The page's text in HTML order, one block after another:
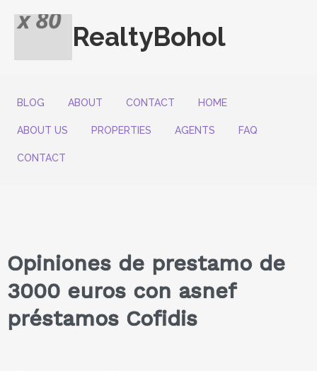
RealtyBohol
BLOG ABOUT CONTACT HOME
ABOUT US PROPERTIES AGENTS FAQ
CONTACT
Opiniones de prestamo de
3000 euros con asnef
préstamos Cofidis